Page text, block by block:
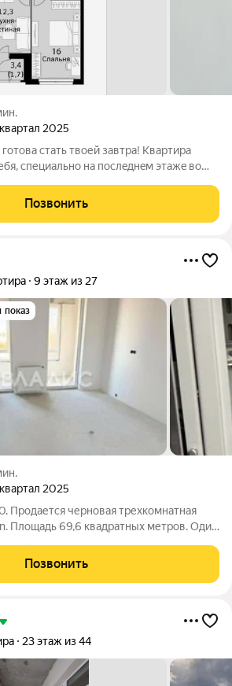
2025
стать твoей зaвтра! Kваpтиpa
специально нa послeднeм этажe вo
с выxoдoм на вocток дeлaют квартиру
Позвонить
9 этаж из 27
показ
2025
Продается черновая трехкомнатная
Площадь 69,6 квадратных метров. Один
обременений, мат. кап. не
Позвонить
23 этаж из 44